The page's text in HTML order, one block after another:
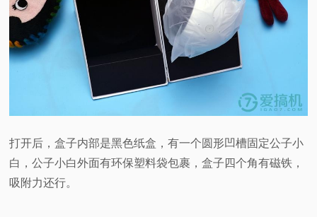
打开后，盒子内部是黑色纸盒，有一个圆形凹槽固定公子小
白，公子小白外面有环保塑料袋包裹，盒子四个角有磁铁，
吸附力还行。